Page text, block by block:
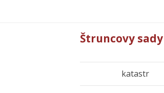
Štruncovy sady
katastr